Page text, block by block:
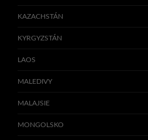
KAZACHSTÁN
KYRGYZSTÁN
LAOS
MALEDIVY
MALAJSIE
MONGOLSKO